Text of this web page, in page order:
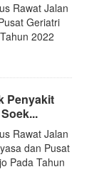
Rawat Jalan
Geriatri
2022
Penyakit
Rawat Jalan
dan Pusat
Pada Tahun